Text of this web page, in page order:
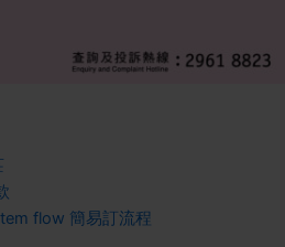
flow 簡易訂流程